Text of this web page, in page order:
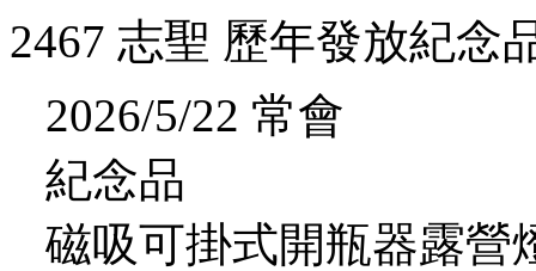
2467 志聖 歷年發放紀念
2026/5/22 常會
紀念品
磁吸可掛式開瓶器露營